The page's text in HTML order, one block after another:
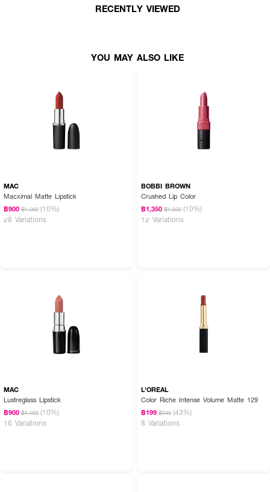
· Premium Red Packaging ดีไซน์ปลอกสีแดงสุดหรู เอกลักษณ์ของ
· หมุนลิปสติกขึ้นในปริมาณที่พอเหมาะ
· ใช้ปลายลิปสติกหัวตัดวาดขอบริมฝีปาก
· ทาให้ทั่วริมฝีปากเพื่อสีสดชัดในปาดเดียว
FAQ:
เป็น Satin Finish หรือฟินิชซาตินที่ให้ความเงาอย่างพอดี ดูหรูหราและสุขภาพดี
ไม่แมตต์จนแห้ง และไม่ฉ่ำจนเหนียวค่ะ
· สีชัดตั้งแต่ปาดแรกจริงไหม?
จริงค่ะ สูตรนี้ถูกออกแบบให้มีเม็ดสีเข้มข้น ให้สีสวยคมชัดตั้งแต่การทาเพียงครั้ง
· ลิปสติกตัวนี้ติดทนไหม?
ติดทนดีค่ะ ด้วย Stretch-Flex Technology ที่ช่วยให้สีแนบสนิทกับริมฝีปากและคง
ความสวยได้ยาวนาน
RECENTLY VIEWED
YOU MAY ALSO LIKE
MAC
Macximal Matte Lipstick
฿900 ฿1,000 (10%)
28 Variations
BOBBI BROWN
Crushed Lip Color
฿1,350 ฿1,500 (10%)
12 Variations
MAC
Lustreglass Lipstick
฿900 ฿1,000 (10%)
16 Variations
L'OREAL
Color Riche Intense Volume Matte 129
฿199 ฿349 (43%)
8 Variations